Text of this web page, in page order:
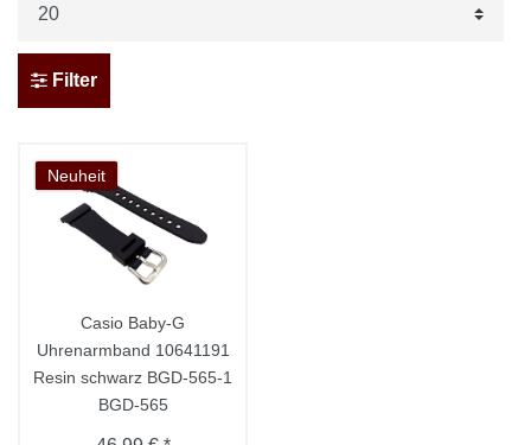
Filter
Neuheit
Casio Baby-G
Uhrenarmband 10641191
Resin schwarz BGD-565-1
BGD-565